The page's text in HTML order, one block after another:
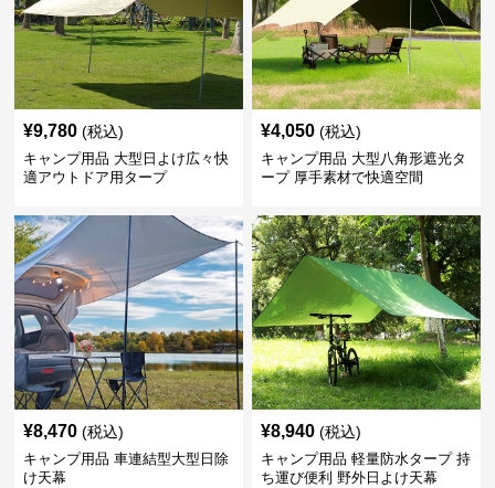
¥9,780 (税込)
キャンプ用品 大型日よけ広々快
適アウトドア用タープ
¥4,050 (税込)
キャンプ用品 大型八角形遮光タ
ープ 厚手素材で快適空間
¥8,470 (税込)
キャンプ用品 車連結型大型日除
け天幕
¥8,940 (税込)
キャンプ用品 軽量防水タープ 持
ち運び便利 野外日よけ天幕